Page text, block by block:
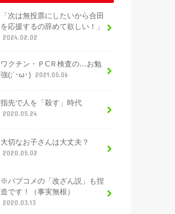
「次は無投票にしたいから合田
を応援するの辞めて欲しい！」
2024.02.02
ワクチン・ＰⅭＲ検査の…お勉
強(;´･ω･)
2021.05.06
指先で人を「殺す」時代
2020.05.24
大切なお子さんは大丈夫？
2020.05.02
※パブコメの「改ざん説」も捏
造です！（事実無根）
2020.03.13